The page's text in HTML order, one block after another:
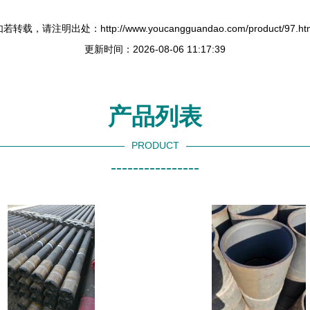
若转载，请注明出处：http://www.youcangguandao.com/product/
更新时间：2026-08-06 11:17:39
产品列表
PRODUCT
----------------